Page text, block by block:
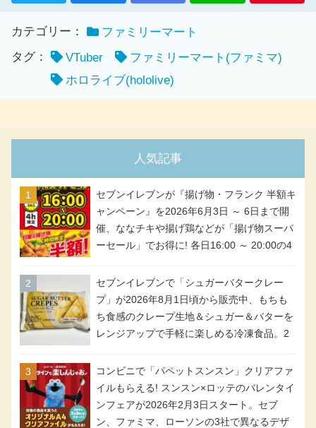
カテゴリー：
ファミリーマート
タグ：
VTuber
ファミリーマート(ファミマ)
ホロライブ(hololive)
人気記事
セブンイレブンが『揚げ物・フランク 半額キ
ャンペーン』を2026年6月3日 ～ 6日まで開
催、ななチキや揚げ鶏などが「揚げ物スーパ
ーセール」でお得に! 各日16:00 ～ 20:00の4
アメリカンドッグが税抜き69円!
セブンイレブンで「シュガーバタークレー
プ」が2026年8月1日頃から販売中、もちも
ち食感のクレープ生地＆シュガー＆バターを
レンジアップで手軽に楽しめる冷凍食品。2
コンビニで「パペットスンスン」クリアファ
イルもらえる! スンスン×ロッテのバレンタイ
ンフェアが2026年2月3日スタート。セブ
ン、ファミマ、ローソンの3社で異なるデザ